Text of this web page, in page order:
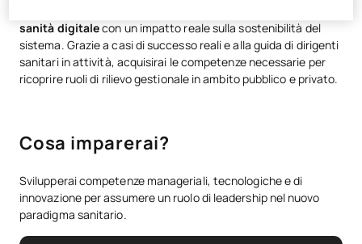
sanità digitalecon un impatto reale sulla sostenibilità del
sistema. Grazie a casi di successo reali e alla guida di dirigenti
sanitari in attività, acquisirai le competenze necessarie per
ricoprire ruoli di rilievo gestionale in ambito pubblico e privato.
Cosa imparerai?
Svilupperai competenze manageriali, tecnologiche e di
innovazione per assumere un ruolo di leadership nel nuovo
paradigma sanitario.